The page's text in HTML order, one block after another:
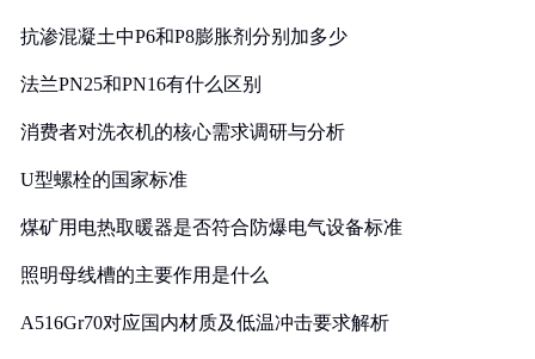
抗渗混凝土中P6和P8膨胀剂分别加多少
法兰PN25和PN16有什么区别
消费者对洗衣机的核心需求调研与分析
U型螺栓的国家标准
煤矿用电热取暖器是否符合防爆电气设备标准
照明母线槽的主要作用是什么
A516Gr70对应国内材质及低温冲击要求解析